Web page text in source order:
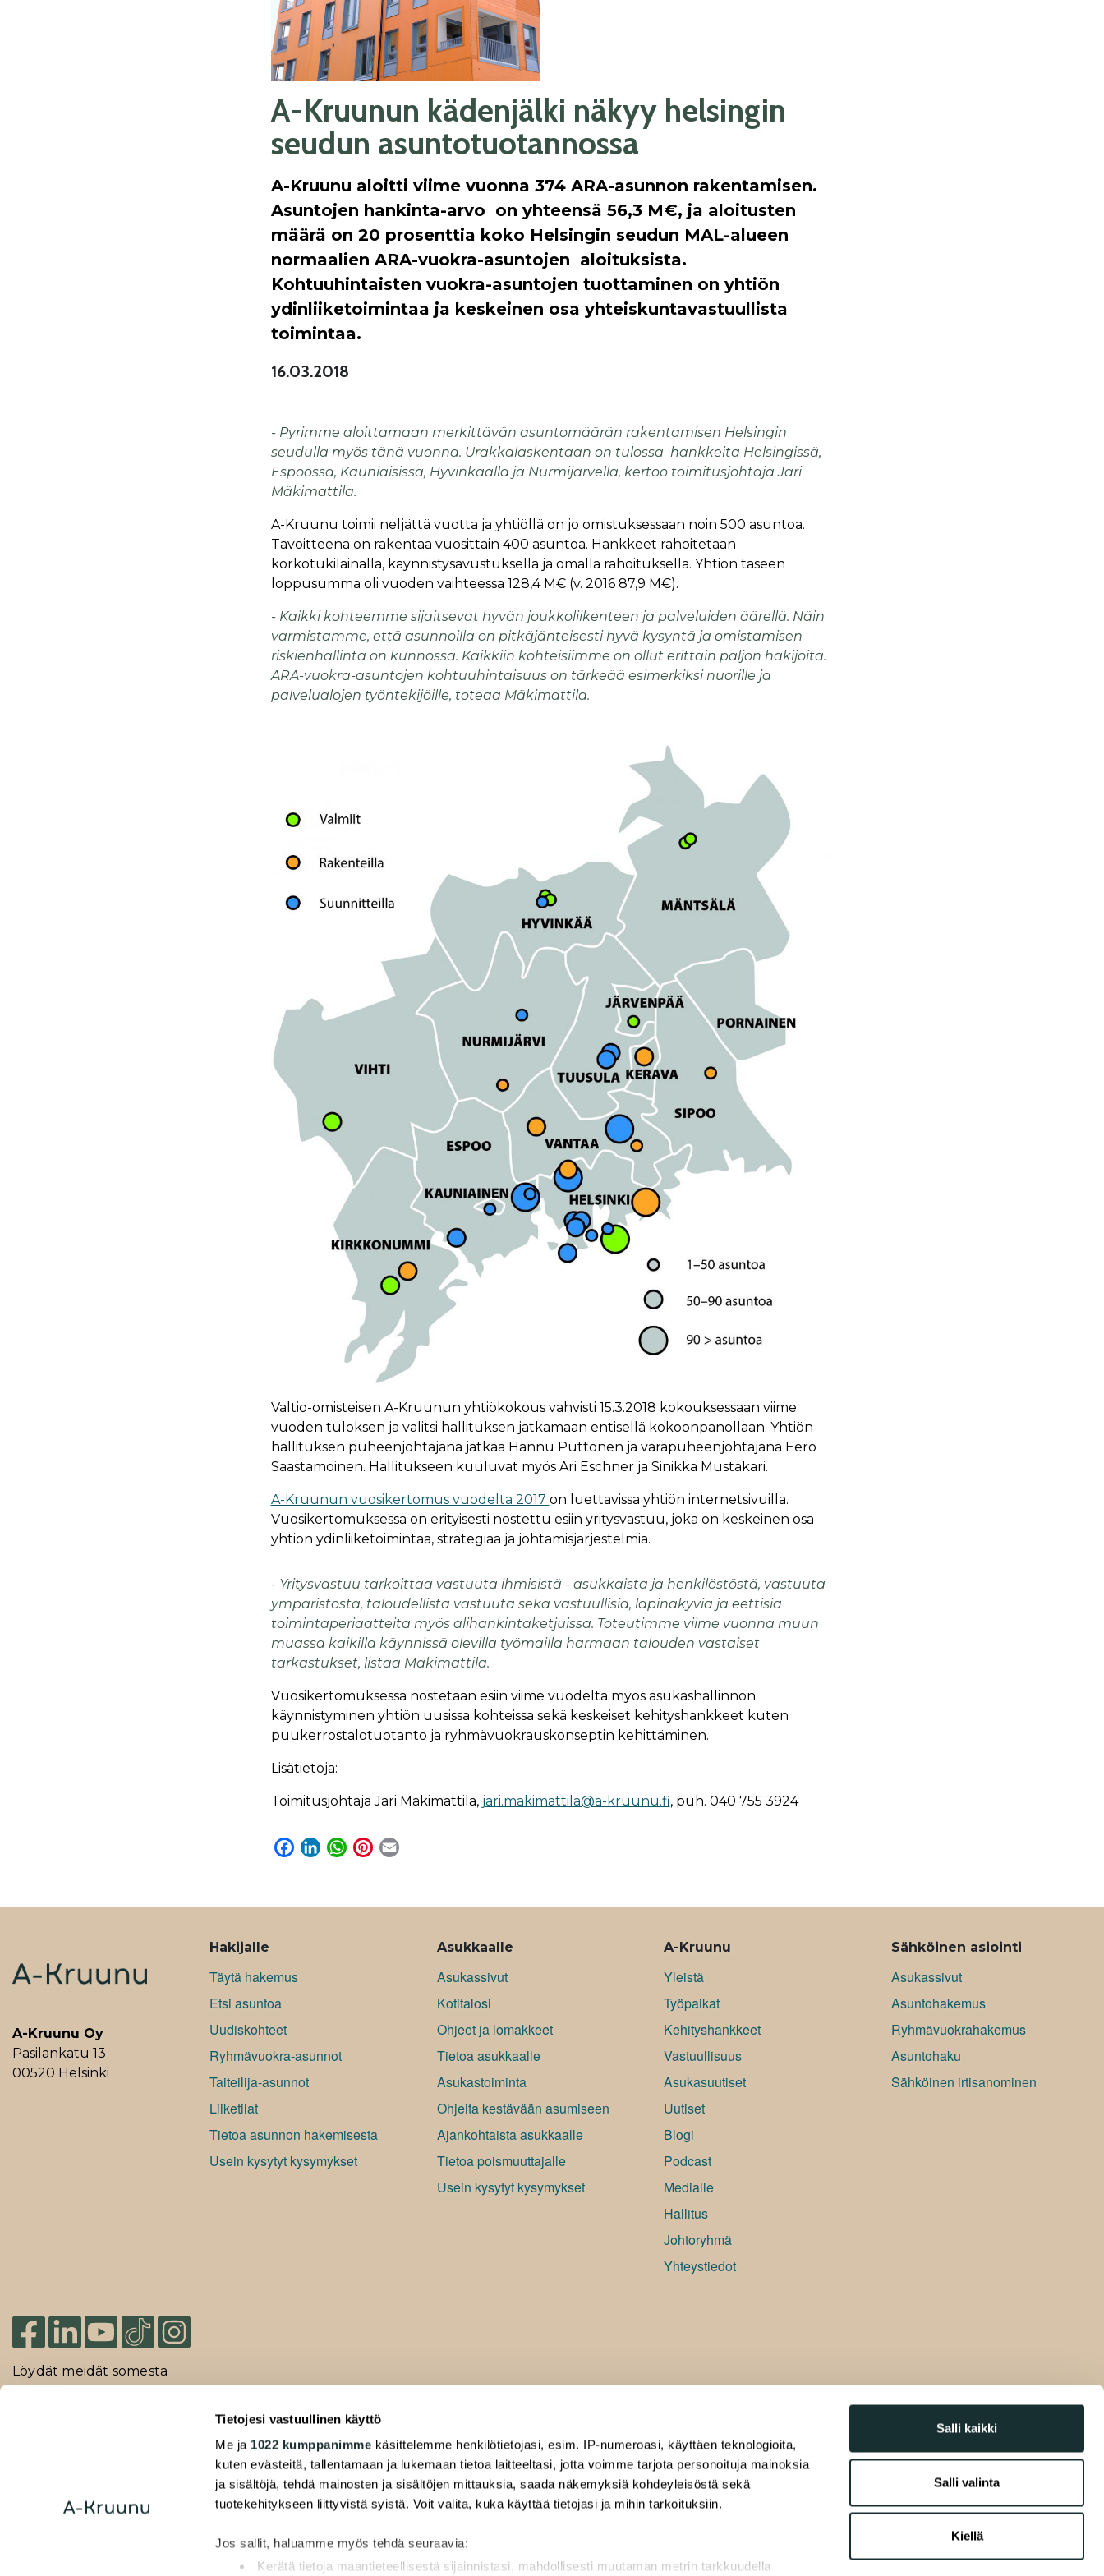
Tietojesi vastuullinen käyttö
Me ja 1022 kumppanimme käsittelemme henkilötietojasi, esim. IP-numeroasi, käyttäen teknologioita,
kuten evästeitä, tallentamaan ja lukemaan tietoa laitteeltasi, jotta voimme tarjota personoituja mainoksia
ja sisältöjä, tehdä mainosten ja sisältöjen mittauksia, saada näkemyksiä kohdeyleisöstä sekä
tuotekehitykseen liittyvistä syistä. Voit valita, kuka käyttää tietojasi ja mihin tarkoituksiin.
Jos sallit, haluamme myös tehdä seuraavia:
Kerätä tietoja maantieteellisestä sijainnistasi, mahdollisesti muutaman metrin tarkkuudella
Salli kaikki
Salli valinta
Kiellä
A-Kruunun kädenjälki näkyy helsingin
seudun asuntotuotannossa
A-Kruunu aloitti viime vuonna 374 ARA-asunnon rakentamisen.
Asuntojen hankinta-arvo on yhteensä 56,3 M€, ja aloitusten
määrä on 20 prosenttia koko Helsingin seudun MAL-alueen
normaalien ARA-vuokra-asuntojen aloituksista.
Kohtuuhintaisten vuokra-asuntojen tuottaminen on yhtiön
ydinliiketoimintaa ja keskeinen osa yhteiskuntavastuullista
toimintaa.
16.03.2018
- Pyrimme aloittamaan merkittävän asuntomäärän rakentamisen Helsingin
seudulla myös tänä vuonna. Urakkalaskentaan on tulossa hankkeita Helsingissä,
Espoossa, Kauniaisissa, Hyvinkäällä ja Nurmijärvellä, kertoo toimitusjohtaja Jari
Mäkimattila.
A-Kruunu toimii neljättä vuotta ja yhtiöllä on jo omistuksessaan noin 500 asuntoa.
Tavoitteena on rakentaa vuosittain 400 asuntoa. Hankkeet rahoitetaan
korkotukilainalla, käynnistysavustuksella ja omalla rahoituksella. Yhtiön taseen
loppusumma oli vuoden vaihteessa 128,4 M€ (v. 2016 87,9 M€).
- Kaikki kohteemme sijaitsevat hyvän joukkoliikenteen ja palveluiden äärellä. Näin
varmistamme, että asunnoilla on pitkäjänteisesti hyvä kysyntä ja omistamisen
riskienhallinta on kunnossa. Kaikkiin kohteisiimme on ollut erittäin paljon hakijoita.
ARA-vuokra-asuntojen kohtuuhintaisuus on tärkeää esimerkiksi nuorille ja
palvelualojen työntekijöille, toteaa Mäkimattila.
Valtio-omisteisen A-Kruunun yhtiökokous vahvisti 15.3.2018 kokouksessaan viime
vuoden tuloksen ja valitsi hallituksen jatkamaan entisellä kokoonpanollaan. Yhtiön
hallituksen puheenjohtajana jatkaa Hannu Puttonen ja varapuheenjohtajana Eero
Saastamoinen. Hallitukseen kuuluvat myös Ari Eschner ja Sinikka Mustakari.
A-Kruunun vuosikertomus vuodelta 2017 on luettavissa yhtiön internetsivuilla.
Vuosikertomuksessa on erityisesti nostettu esiin yritysvastuu, joka on keskeinen osa
yhtiön ydinliiketoimintaa, strategiaa ja johtamisjärjestelmiä.
- Yritysvastuu tarkoittaa vastuuta ihmisistä - asukkaista ja henkilöstöstä, vastuuta
ympäristöstä, taloudellista vastuuta sekä vastuullisia, läpinäkyviä ja eettisiä
toimintaperiaatteita myös alihankintaketjuissa. Toteutimme viime vuonna muun
muassa kaikilla käynnissä olevilla työmailla harmaan talouden vastaiset
tarkastukset, listaa Mäkimattila.
Vuosikertomuksessa nostetaan esiin viime vuodelta myös asukashallinnon
käynnistyminen yhtiön uusissa kohteissa sekä keskeiset kehityshankkeet kuten
puukerrostalotuotanto ja ryhmävuokrauskonseptin kehittäminen.
Lisätietoja:
Toimitusjohtaja Jari Mäkimattila, jari.makimattila@a-kruunu.fi, puh. 040 755 3924
F
e
k
L
k
W
t
P
t
E
i
A-Kruunu Oy
Pasilankatu 13
00520 Helsinki
ALAVALIKKO
Hakijalle
Täytä hakemus
Etsi asuntoa
Uudiskohteet
Ryhmävuokra-asunnot
Taiteilija-asunnot
Liiketilat
Tietoa asunnon hakemisesta
Usein kysytyt kysymykset
Asukkaalle
Asukassivut
Kotitalosi
Ohjeet ja lomakkeet
Tietoa asukkaalle
Asukastoiminta
Ohjeita kestävään asumiseen
Ajankohtaista asukkaalle
Tietoa poismuuttajalle
Usein kysytyt kysymykset
A-Kruunu
Yleistä
Työpaikat
Kehityshankkeet
Vastuullisuus
Asukasuutiset
Uutiset
Blogi
Podcast
Medialle
Hallitus
Johtoryhmä
Yhteystiedot
Sähköinen asiointi
Asukassivut
Asuntohakemus
Ryhmävuokrahakemus
Asuntohaku
Sähköinen irtisanominen
Löydät meidät somesta
2026 Duuilo Oy – © A-Kruunu Oy –